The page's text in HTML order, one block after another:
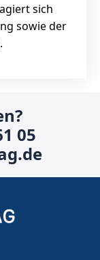
sich
sowie der
05